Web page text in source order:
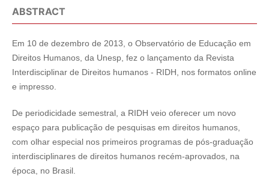
ABSTRACT
Em 10 de dezembro de 2013, o Observatório de Educação em
Direitos Humanos, da Unesp, fez o lançamento da Revista
Interdisciplinar de Direitos humanos - RIDH, nos formatos online
e impresso.
De periodicidade semestral, a RIDH veio oferecer um novo
espaço para publicação de pesquisas em direitos humanos,
com olhar especial nos primeiros programas de pós-graduação
interdisciplinares de direitos humanos recém-aprovados, na
época, no Brasil.